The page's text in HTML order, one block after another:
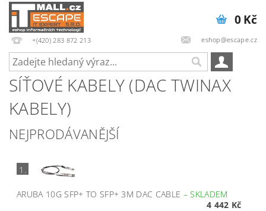
+(420) 283 872 213 eshop@escape.cz
0 Kč
SÍŤOVÉ KABELY (DAC TWINAX
KABELY)
NEJPRODÁVANĚJŠÍ
1.
ARUBA 10G SFP+ TO SFP+ 3M DAC CABLE –SKLADEM
4 442 Kč